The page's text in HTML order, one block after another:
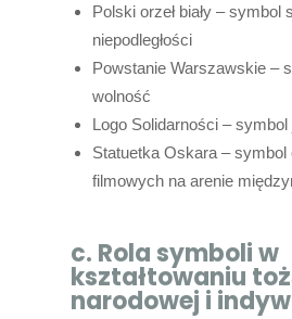
Polski orzeł biały – symbol
niepodległości
Powstanie Warszawskie –
wolność
Logo Solidarności –
Statuetka Oskara – symbol
filmowych na arenie
c. Rola symboli w
kształtowaniu
narodowej i